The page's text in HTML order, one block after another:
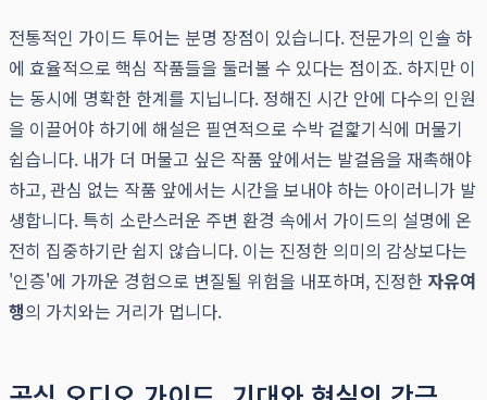
전통적인 가이드 투어는 분명 장점이 있습니다. 전문가의 인솔 하
에 효율적으로 핵심 작품들을 둘러볼 수 있다는 점이죠. 하지만 이
는 동시에 명확한 한계를 지닙니다. 정해진 시간 안에 다수의 인원
을 이끌어야 하기에 해설은 필연적으로 수박 겉핥기식에 머물기
쉽습니다. 내가 더 머물고 싶은 작품 앞에서는 발걸음을 재촉해야
하고, 관심 없는 작품 앞에서는 시간을 보내야 하는 아이러니가 발
생합니다. 특히 소란스러운 주변 환경 속에서 가이드의 설명에 온
전히 집중하기란 쉽지 않습니다. 이는 진정한 의미의 감상보다는
'인증'에 가까운 경험으로 변질될 위험을 내포하며, 진정한 자유여
행의 가치와는 거리가 멉니다.